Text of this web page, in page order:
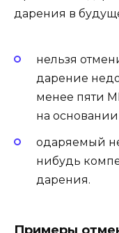
дарения в
нельзя
дарение
менее пяти
на
одаряемый
нибудь
дарения.